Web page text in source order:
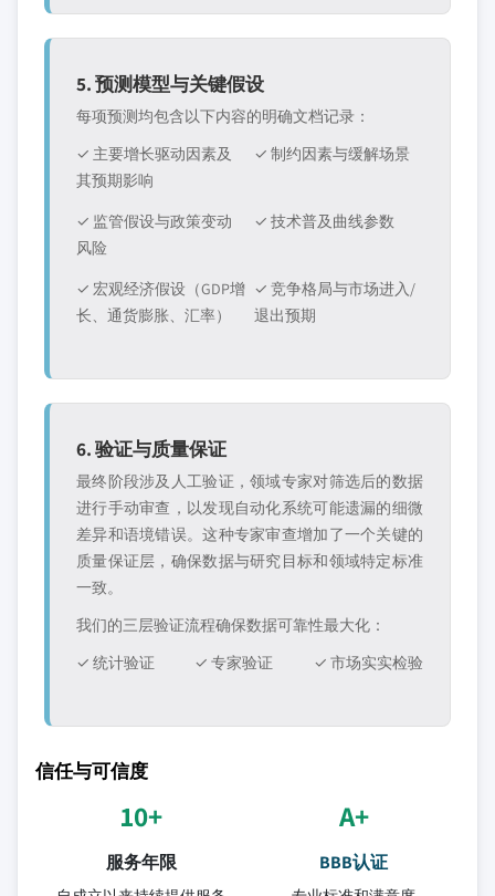
5. 预测模型与关键假设
每项预测均包含以下内容的明确文档记录：
✓ 主要增长驱动因素及
其预期影响
✓ 制约因素与缓解场景
✓ 监管假设与政策变动
风险
✓ 技术普及曲线参数
✓ 宏观经济假设（GDP增
长、通货膨胀、汇率）
✓ 竞争格局与市场进入/
退出预期
6. 验证与质量保证
最终阶段涉及人工验证，领域专家对筛选后的数据
进行手动审查，以发现自动化系统可能遗漏的细微
差异和语境错误。这种专家审查增加了一个关键的
质量保证层，确保数据与研究目标和领域特定标准
一致。
我们的三层验证流程确保数据可靠性最大化：
✓ 统计验证
✓ 专家验证 ✓ 市场实实检验
信任与可信度
10+
服务年限
A+
BBB认证